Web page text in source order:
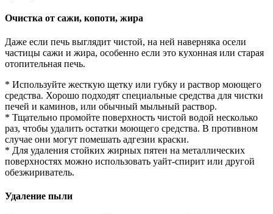
Очистка от сажи, копоти, жира
Даже если печь выглядит чистой, на ней наверняка осели
частицы сажи и жира, особенно если это кухонная или старая
отопительная печь.
* Используйте жесткую щетку или губку и раствор моющего
средства. Хорошо подходят специальные средства для чистки
печей и каминов, или обычный мыльный раствор.
* Тщательно промойте поверхность чистой водой несколько
раз, чтобы удалить остатки моющего средства. В противном
случае они могут помешать адгезии краски.
* Для удаления стойких жирных пятен на металлических
поверхностях можно использовать уайт-спирит или другой
обезжириватель.
Удаление пыли